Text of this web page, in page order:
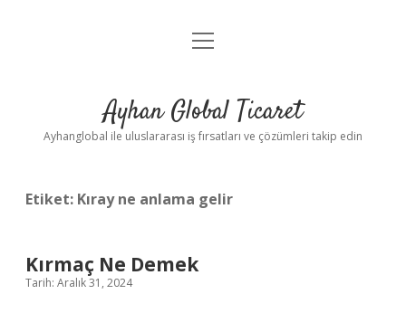
Anasayfa
Yasal Uyarı
menüyü
Ayhan Global Ticaret
Ayhanglobal ile uluslararası iş fırsatları ve çözümleri takip edin
Etiket: Kıray ne anlama gelir
Kırmaç Ne Demek
Tarih: Aralık 31, 2024